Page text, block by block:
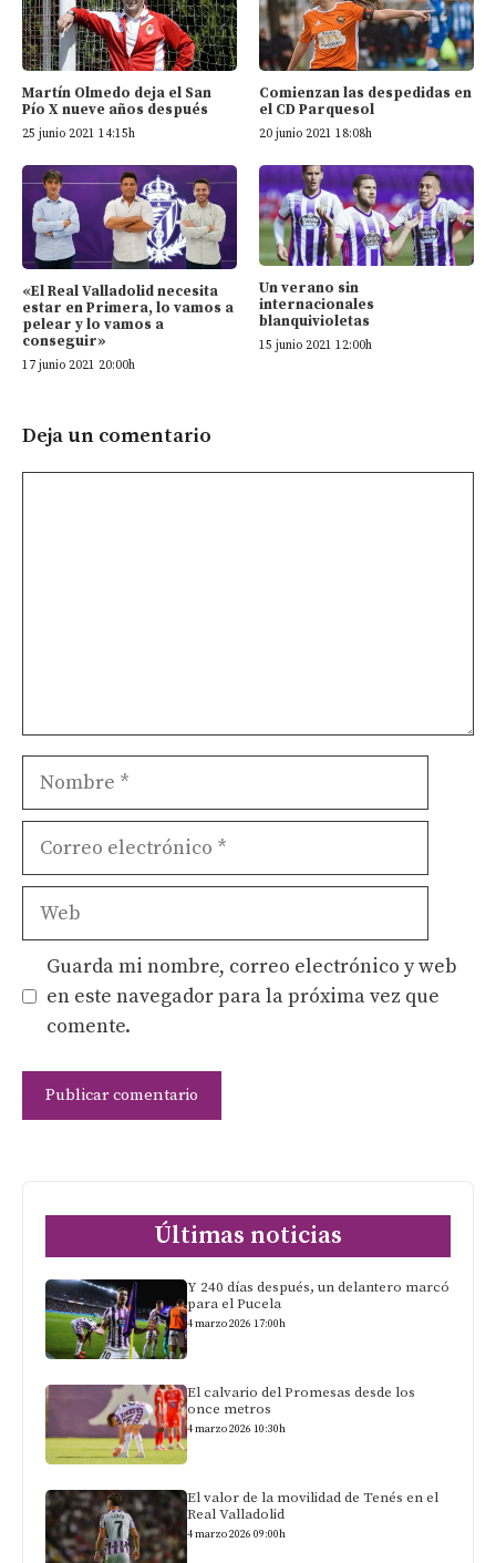
Martín Olmedo deja el San
Pío X nueve años después
25 junio 2021 14:15h
Comienzan las despedidas en
el CD Parquesol
20 junio 2021 18:08h
«El Real Valladolid necesita
estar en Primera, lo vamos a
pelear y lo vamos a
conseguir»
17 junio 2021 20:00h
Un verano sin
internacionales
blanquivioletas
15 junio 2021 12:00h
Deja un comentario
Nombre
Correo
Web
Guarda mi nombre, correo electrónico y web
en este navegador para la próxima vez que
comente.
Últimas noticias
Y 240 días después, un delantero marcó
para el Pucela
4 marzo 2026 17:00h
El calvario del Promesas desde los
once metros
4 marzo 2026 10:30h
El valor de la movilidad de Tenés en el
Real Valladolid
4 marzo 2026 09:00h